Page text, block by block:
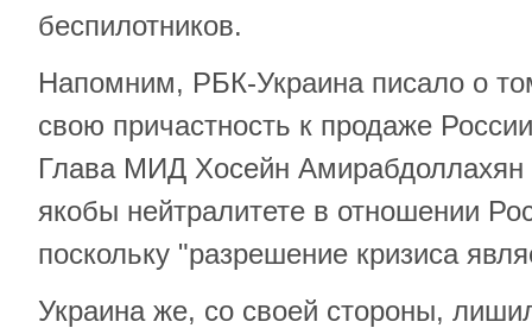
беспилотников.
Напомним, РБК-Украина писало о
свою причастность к продаже
Глава МИД Хосейн Амирабдоллахян
якобы нейтралитете в отношении
поскольку "разрешение кризиса
Украина же, со своей стороны,